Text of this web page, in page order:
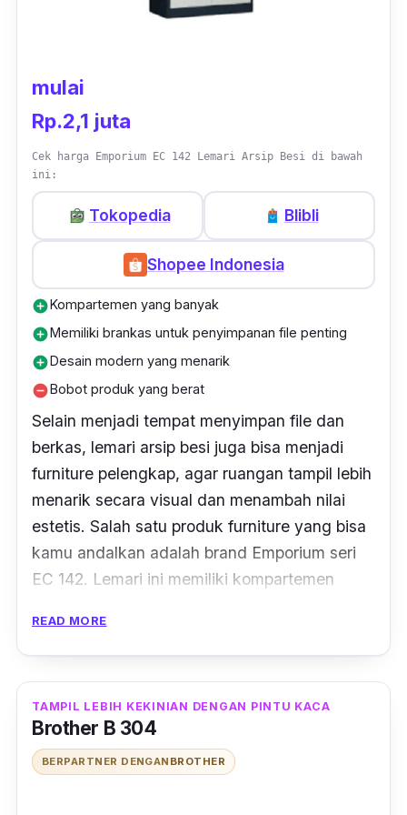
Produk yang satu ini juga tidak membutuhkan
untuk instalasinya, sehingga kamu bisa
penyimpanan. Muatan lemari arsip besi
ini juga terbilang banyak dengan adanya 4
susun rak yang cukup luas untuk menyimpan
berbagai dokumen penting.
mulai
Rp.2,1 juta
Cek harga Emporium EC 142 Lemari Arsip Besi di bawah
ini:
Tokopedia Blibli
Shopee Indonesia
add_circleKompartemen yang banyak
add_circleMemiliki brankas untuk penyimpanan file penting
add_circleDesain modern yang menarik
remove_circleBobot produk yang berat
Selain menjadi tempat menyimpan file dan
berkas, lemari arsip besi juga bisa menjadi
furniture pelengkap, agar ruangan tampil lebih
menarik secara visual dan menambah nilai
estetis. Salah satu produk furniture yang bisa
kamu andalkan adalah brand Emporium seri
EC 142. Lemari ini memiliki kompartemen
produk kabinet arsip besi pada umumnya.
pintu kaca yang bisa kamu gunakan untuk
menyimpan dokumen yang kamu miliki.
Sentuhan kaca pada bagian pintunya
READ MORE
TAMPIL LEBIH KEKINIAN DENGAN PINTU KACA
Brother B 304
BERPARTNER DENGAN BROTHER